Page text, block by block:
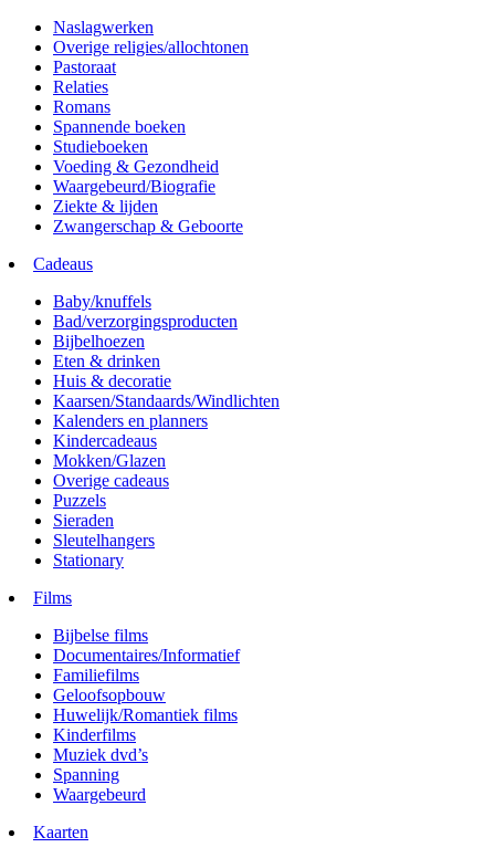
Naslagwerken
Overige religies/allochtonen
Pastoraat
Relaties
Romans
Spannende boeken
Studieboeken
Voeding & Gezondheid
Waargebeurd/Biografie
Ziekte & lijden
Zwangerschap & Geboorte
Cadeaus
Baby/knuffels
Bad/verzorgingsproducten
Bijbelhoezen
Eten & drinken
Huis & decoratie
Kaarsen/Standaards/Windlichten
Kalenders en planners
Kindercadeaus
Mokken/Glazen
Overige cadeaus
Puzzels
Sieraden
Sleutelhangers
Stationary
Films
Bijbelse films
Documentaires/Informatief
Familiefilms
Geloofsopbouw
Huwelijk/Romantiek films
Kinderfilms
Muziek dvd’s
Spanning
Waargebeurd
Kaarten